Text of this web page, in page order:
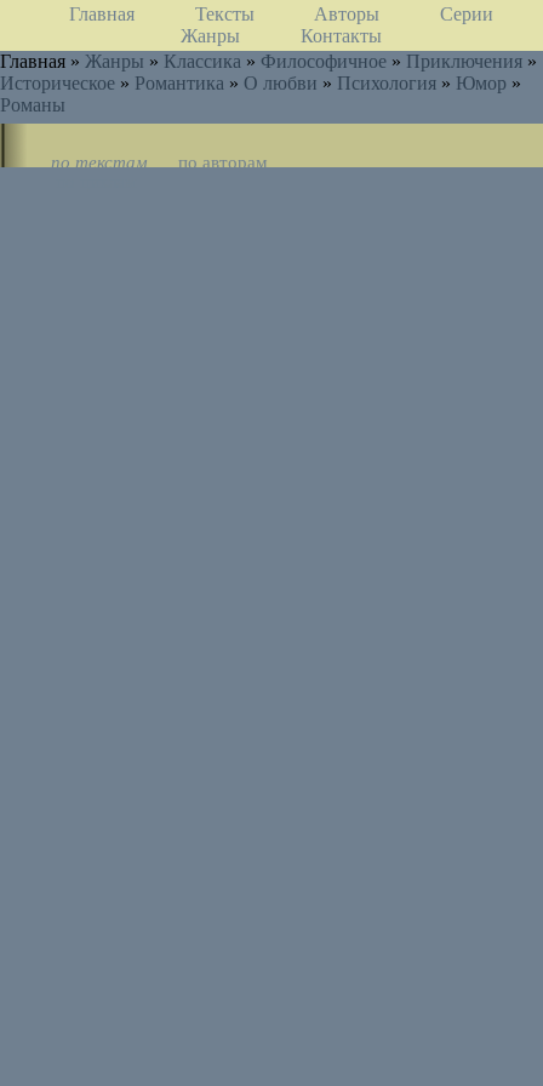
Главная Тексты Авторы
Серии
Жанры
Контакты
Главная » Жанры » Классика » Философичное » Приключения »
Историческое » Романтика » О любви » Психология » Юмор »
Романы
по текстам
по авторам